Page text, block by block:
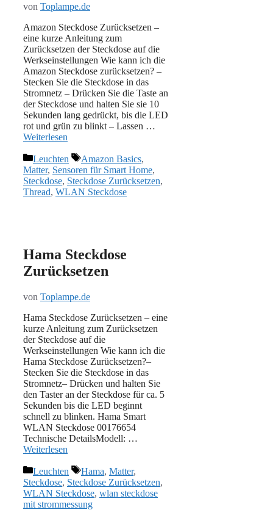
von Toplampe.de
Amazon Steckdose Zurücksetzen –
eine kurze Anleitung zum
Zurücksetzen der Steckdose auf die
Werkseinstellungen Wie kann ich die
Amazon Steckdose zurücksetzen? –
Stecken Sie die Steckdose in das
Stromnetz – Drücken Sie die Taste an
der Steckdose und halten Sie sie 10
Sekunden lang gedrückt, bis die LED
rot und grün zu blinkt – Lassen …
Weiterlesen
Kategorien
Leuchten Schlagwörter
Amazon Basics,
Matter, Sensoren für Smart Home,
Steckdose, Steckdose Zurücksetzen,
Thread, WLAN Steckdose
Hama Steckdose
Zurücksetzen
von Toplampe.de
Hama Steckdose Zurücksetzen – eine
kurze Anleitung zum Zurücksetzen
der Steckdose auf die
Werkseinstellungen Wie kann ich die
Hama Steckdose Zurücksetzen?–
Stecken Sie die Steckdose in das
Stromnetz– Drücken und halten Sie
den Taster an der Steckdose für ca. 5
Sekunden bis die LED beginnt
schnell zu blinken. Hama Smart
WLAN Steckdose 00176654
Technische DetailsModell: …
Weiterlesen
Kategorien
Leuchten Schlagwörter
Hama, Matter,
Steckdose, Steckdose Zurücksetzen,
WLAN Steckdose, wlan steckdose
mit strommessung